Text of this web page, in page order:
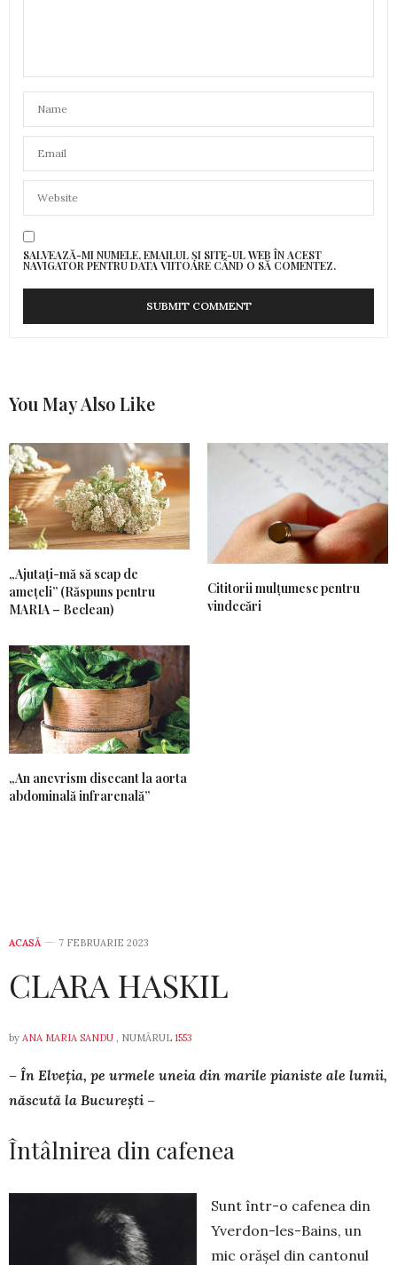
SALVEAZĂ-MI NUMELE, EMAILUL ȘI SITE-UL WEB ÎN ACEST
NAVIGATOR PENTRU DATA VIITOARE CÂND O SĂ COMENTEZ.
You May Also Like
„Ajutați-mă să scap de
amețeli” (Răspuns pentru
MARIA – Beclean)
Cititorii mulțumesc pentru
vindecări
„An anevrism disecant la aorta
abdominală infrarenală”
ACASĂ 7 FEBRUARIE 2023
CLARA HASKIL
by ANA MARIA SANDU , NUMĂRUL 1553
– În Elveția, pe urmele uneia din marile pianiste ale lumii,
născută la București –
Întâlnirea din cafenea
Sunt într-o cafenea din
Yverdon-les-Bains, un
mic orășel din cantonul